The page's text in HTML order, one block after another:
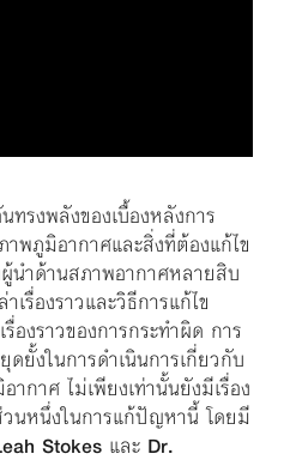
ทรงพลังของเบื้องหลังการ
พภูมิอากาศและสิ่งที่ต้องแก้ไข
นำด้านสภาพอากาศหลายสิบ
เรื่องราวและวิธีการแก้ไข
งราวของการกระทำผิด การ
ยั้งในการดำเนินการเกี่ยวกับ
กาศ ไม่เพียงเท่านั้นยังมีเรื่อง
วนหนึ่งในการแก้ปัญหานี้ โดยมี
Stokesและ Dr.